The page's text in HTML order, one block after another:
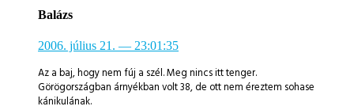
Balázs
2006. július 21. — 23:01:35
Az a baj, hogy nem fúj a szél. Meg nincs itt tenger.
Görögországban árnyékban volt 38, de ott nem éreztem sohase
kánikulának.